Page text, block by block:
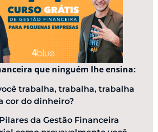
que ninguém lhe ensina:
trabalha, trabalha, trabalha
cor do dinheiro?
da Gestão Financeira